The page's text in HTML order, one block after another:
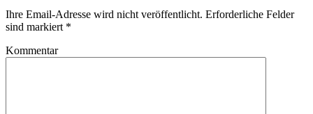
Ihre Email-Adresse wird nicht veröffentlicht. Erforderliche Felder
sind markiert *
Kommentar